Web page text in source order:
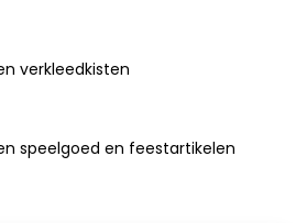
verkleedkisten
speelgoed en feestartikelen